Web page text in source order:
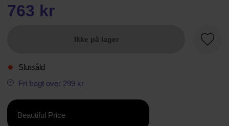
763 kr
Ikke på lager
Slutsåld
Fri fragt over 299 kr
Beautiful Price